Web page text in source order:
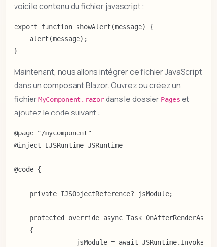
voici le contenu du fichier javascript :
export function showAlert(message) {
    alert(message);
}
Maintenant, nous allons intégrer ce fichier JavaScript
dans un composant Blazor. Ouvrez ou créez un
fichierMyComponent.razordans le dossier Pages et
ajoutez le code suivant :
@page "/mycomponent"
@inject IJSRuntime JSRuntime
@code {
    private IJSObjectReference? jsModule;
protected override async Task
    {